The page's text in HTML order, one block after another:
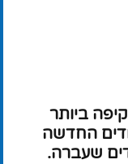
ביותר
החדשה
שעברה.